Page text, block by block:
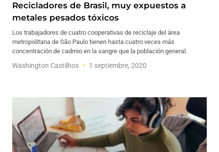
Recicladores de Brasil, muy expuestos a
metales pesados tóxicos
Los trabajadores de cuatro cooperativas de reciclaje del área
metropolitana de São Paulo tienen hasta cuatro veces más
concentración de cadmio en la sangre que la población general.
Washington Castilhos 1 septiembre, 2020